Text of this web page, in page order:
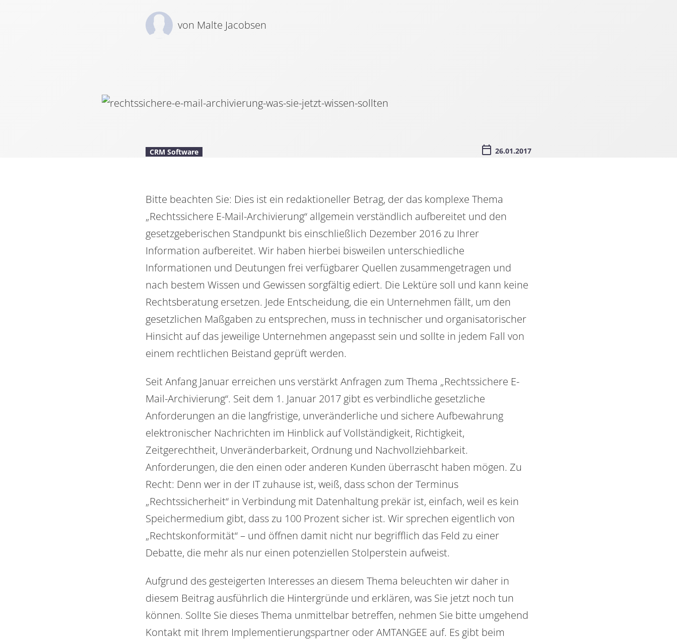
von Malte Jacobsen
CRM Software 26.01.2017
Bitte beachten Sie: Dies ist ein redaktioneller Betrag, der das komplexe Thema
„Rechtssichere E-Mail-Archivierung“ allgemein verständlich aufbereitet und den
gesetzgeberischen Standpunkt bis einschließlich Dezember 2016 zu Ihrer
Information aufbereitet. Wir haben hierbei bisweilen unterschiedliche
Informationen und Deutungen frei verfügbarer Quellen zusammengetragen und
nach bestem Wissen und Gewissen sorgfältig ediert. Die Lektüre soll und kann keine
Rechtsberatung ersetzen. Jede Entscheidung, die ein Unternehmen fällt, um den
gesetzlichen Maßgaben zu entsprechen, muss in technischer und organisatorischer
Hinsicht auf das jeweilige Unternehmen angepasst sein und sollte in jedem Fall von
einem rechtlichen Beistand geprüft werden.
Seit Anfang Januar erreichen uns verstärkt Anfragen zum Thema „Rechtssichere E-
Mail-Archivierung“. Seit dem 1. Januar 2017 gibt es verbindliche gesetzliche
Anforderungen an die langfristige, unveränderliche und sichere Aufbewahrung
elektronischer Nachrichten im Hinblick auf Vollständigkeit, Richtigkeit,
Zeitgerechtheit, Unveränderbarkeit, Ordnung und Nachvollziehbarkeit.
Anforderungen, die den einen oder anderen Kunden überrascht haben mögen. Zu
Recht: Denn wer in der IT zuhause ist, weiß, dass schon der Terminus
„Rechtssicherheit“ in Verbindung mit Datenhaltung prekär ist, einfach, weil es kein
Speichermedium gibt, dass zu 100 Prozent sicher ist. Wir sprechen eigentlich von
„Rechtskonformität“ – und öffnen damit nicht nur begrifflich das Feld zu einer
Debatte, die mehr als nur einen potenziellen Stolperstein aufweist.
Aufgrund des gesteigerten Interesses an diesem Thema beleuchten wir daher in
diesem Beitrag ausführlich die Hintergründe und erklären, was Sie jetzt noch tun
können. Sollte Sie dieses Thema unmittelbar betreffen, nehmen Sie bitte umgehend
Kontakt mit Ihrem Implementierungspartner oder AMTANGEE auf. Es gibt beim